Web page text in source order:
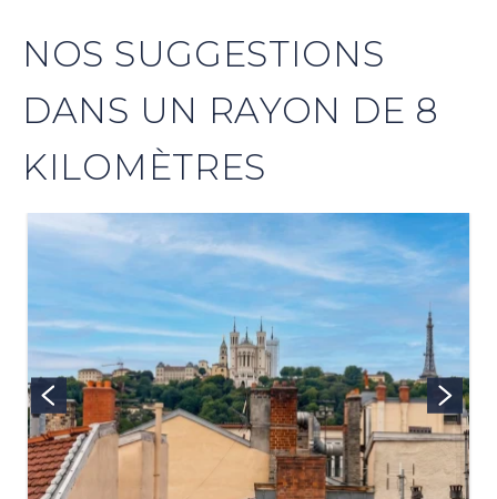
NOS SUGGESTIONS
DANS UN RAYON DE 8
KILOMÈTRES